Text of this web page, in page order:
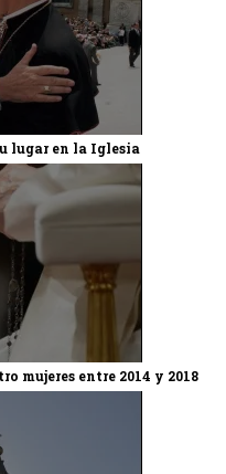
lugar en la Iglesia
mujeres entre 2014 y 2018